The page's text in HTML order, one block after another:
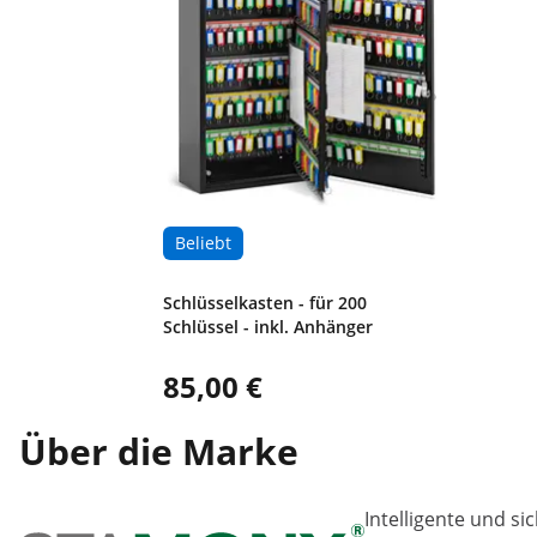
Beliebt
Schlüsselkasten - für 200
Schlüssel - inkl. Anhänger
85,00 €
Über die Marke
Intelligente und